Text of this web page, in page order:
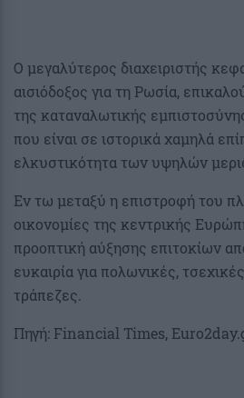
Ο μεγαλύτερος διαχειριστής
αισιόδοξος για τη Ρωσία,
της καταναλωτικής
που είναι σε ιστορικά χαμηλά
ελκυστικότητα των υψηλών
Εν τω μεταξύ η επιστροφή του
οικονομίες της κεντρικής
προοπτική αύξησης επιτοκίων
ευκαιρία για πολωνικές,
τράπεζες.
Πηγή: Financial Times,